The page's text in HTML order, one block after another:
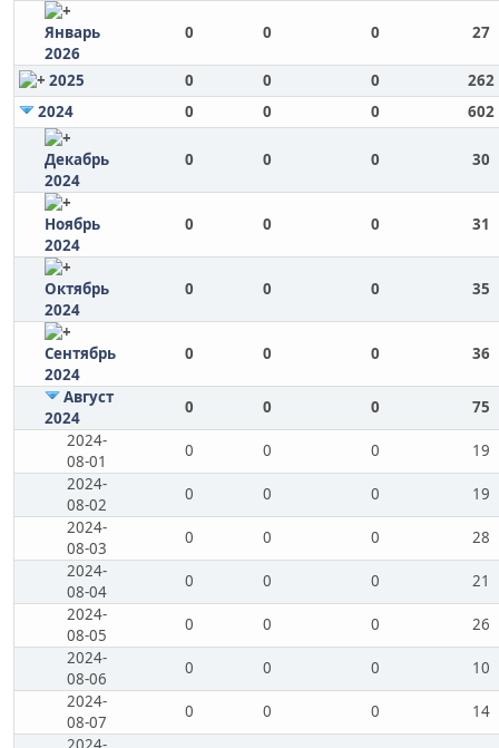
Январь
2026
0 0 0 27
2025 0 0 0
262
2024
0 0 0 602
Декабрь
2024
0 0 0 30
Ноябрь
2024
0 0 0 31
Октябрь
2024
0 0 0 35
Сентябрь
2024
0 0 0 36
Август
2024
0 0 0
75
2024-
08-01
0 0 0
19
2024-
08-02
0 0 0
19
2024-
08-03
0 0 0
28
2024-
08-04
0 0 0
21
2024-
08-05
0 0 0
26
2024-
08-06
0 0 0
10
2024-
08-07
0 0 0
14